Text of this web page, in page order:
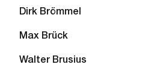
Dirk Brömmel
Max Brück
Walter Brusius